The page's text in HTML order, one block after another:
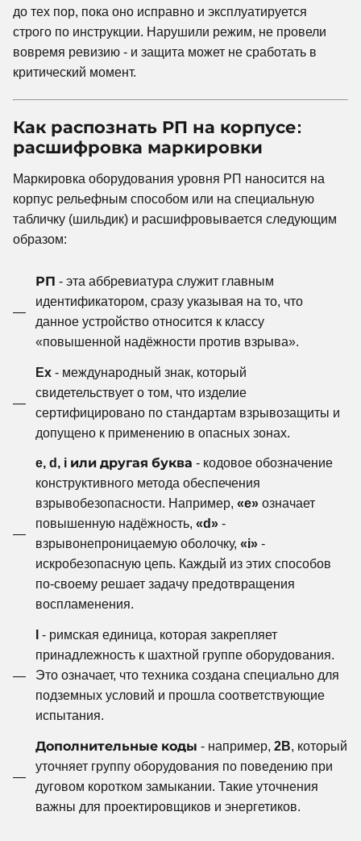
до тех пор, пока оно исправно и эксплуатируется
строго по инструкции. Нарушили режим, не провели
вовремя ревизию - и защита может не сработать в
критический момент.
Как распознать РП на корпусе:
расшифровка маркировки
Маркировка оборудования уровня РП наносится на
корпус рельефным способом или на специальную
табличку (шильдик) и расшифровывается следующим
образом:
РП - эта аббревиатура служит главным
идентификатором, сразу указывая на то, что
данное устройство относится к классу
«повышенной надёжности против взрыва».
Ex - международный знак, который
свидетельствует о том, что изделие
сертифицировано по стандартам взрывозащиты и
допущено к применению в опасных зонах.
e, d, i или другая буква - кодовое обозначение
конструктивного метода обеспечения
взрывобезопасности. Например, «e» означает
повышенную надёжность, «d» -
взрывонепроницаемую оболочку, «i» -
искробезопасную цепь. Каждый из этих способов
по-своему решает задачу предотвращения
воспламенения.
- римская единица, которая закрепляет
принадлежность к шахтной группе оборудования.
Это означает, что техника создана специально для
подземных условий и прошла соответствующие
испытания.
Дополнительные коды - например, 2B, который
уточняет группу оборудования по поведению при
дуговом коротком замыкании. Такие уточнения
важны для проектировщиков и энергетиков.